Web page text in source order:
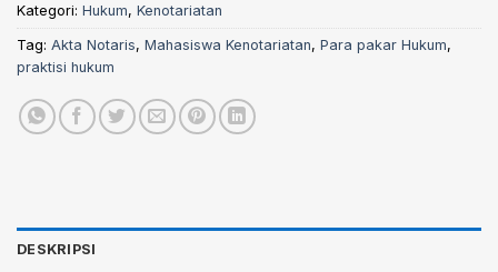
Kategori: Hukum, Kenotariatan
Tag: Akta Notaris, Mahasiswa Kenotariatan, Para pakar Hukum,
praktisi hukum
DESKRIPSI